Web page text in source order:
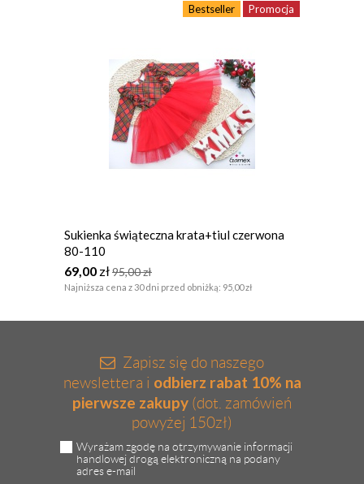
Bestseller Promocja
Sukienka świąteczna krata+tiul czerwona
80-110
69,00 zł95,00zł
Najniższa cena z 30 dni przed obniżką: 95,00 zł
Zapisz się do naszego
newslettera i odbierz rabat 10% na
pierwsze zakupy (dot. zamówień
powyżej 150zł)
Wyrażam zgodę na otrzymywanie informacji
handlowej drogą elektroniczną na podany
adres e-mail